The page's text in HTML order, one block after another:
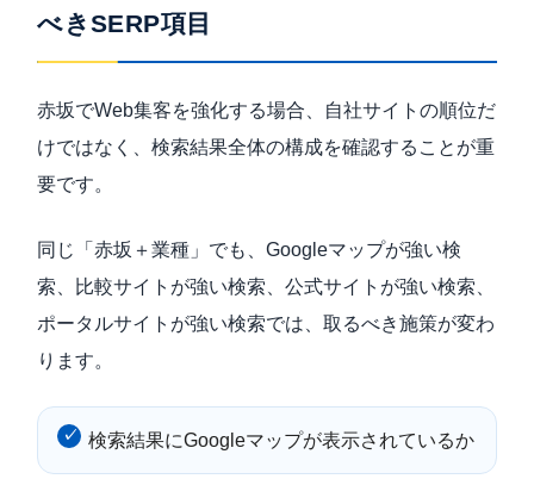
べきSERP項目
赤坂でWeb集客を強化する場合、自社サイトの順位だ
けではなく、検索結果全体の構成を確認することが重
要です。
同じ「赤坂＋業種」でも、Googleマップが強い検
索、比較サイトが強い検索、公式サイトが強い検索、
ポータルサイトが強い検索では、取るべき施策が変わ
ります。
検索結果にGoogleマップが表示されているか